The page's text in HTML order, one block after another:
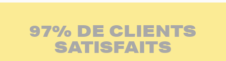
97% DE CLIENTS
SATISFAITS